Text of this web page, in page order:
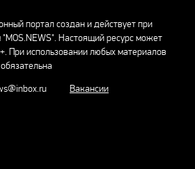
портал создан и действует при
Настоящий ресурс может
При использовании любых материалов
Вакансии